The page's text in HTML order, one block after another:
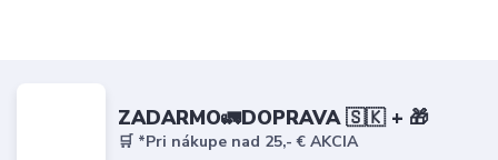
ZADARMO🚛DOPRAVA 🇸🇰 + 🎁
🛒 *Pri nákupe nad 25,- € AKCIA